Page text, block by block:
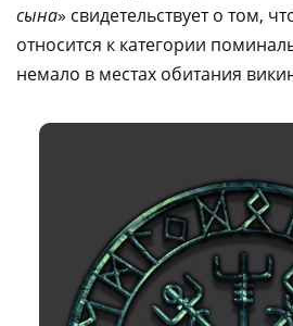
сына» свидетельствует о том,
относится к категории
немало в местах обитания